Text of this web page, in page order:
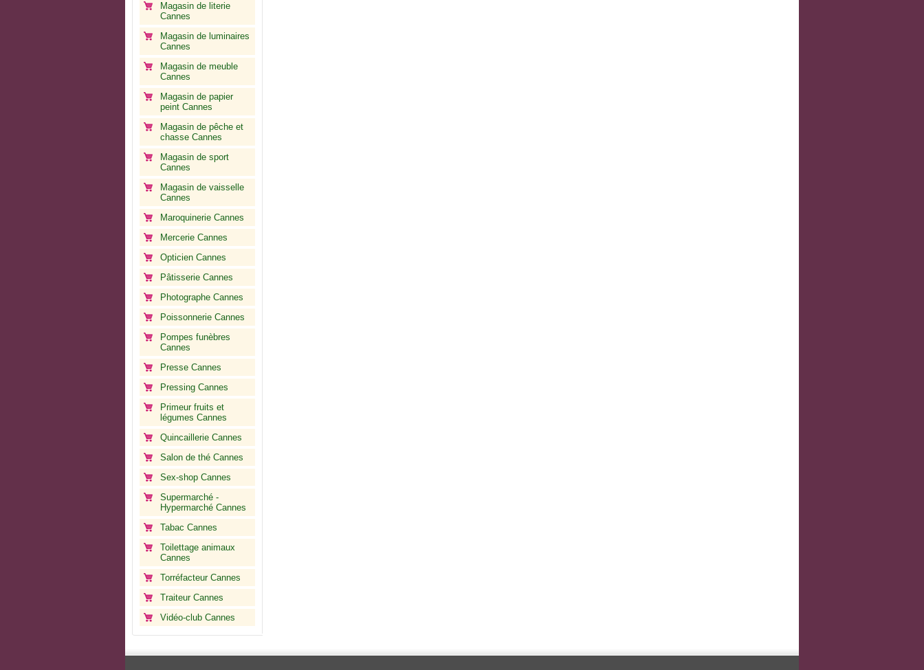
Magasin de literie
Cannes
Magasin de luminaires
Cannes
Magasin de meuble
Cannes
Magasin de papier
peint Cannes
Magasin de pêche et
chasse Cannes
Magasin de sport
Cannes
Magasin de vaisselle
Cannes
Maroquinerie Cannes
Mercerie Cannes
Opticien Cannes
Pâtisserie Cannes
Photographe Cannes
Poissonnerie Cannes
Pompes funèbres
Cannes
Presse Cannes
Pressing Cannes
Primeur fruits et
légumes Cannes
Quincaillerie Cannes
Salon de thé Cannes
Sex-shop Cannes
Supermarché -
Hypermarché Cannes
Tabac Cannes
Toilettage animaux
Cannes
Torréfacteur Cannes
Traiteur Cannes
Vidéo-club Cannes